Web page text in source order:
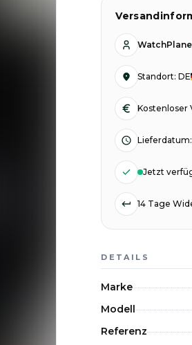
Standort:DE
Kostenloser
Lieferdatum:
Jetzt
14 Tage
DETAILS
Marke
Modell
Referenz